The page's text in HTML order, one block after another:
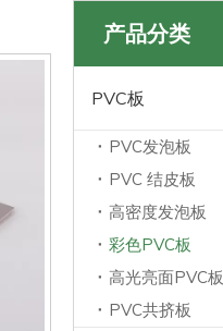
产品分类
PVC板
PVC发泡板
PVC 结皮板
高密度发泡板
彩色PVC板
高光亮面PVC板
PVC共挤板